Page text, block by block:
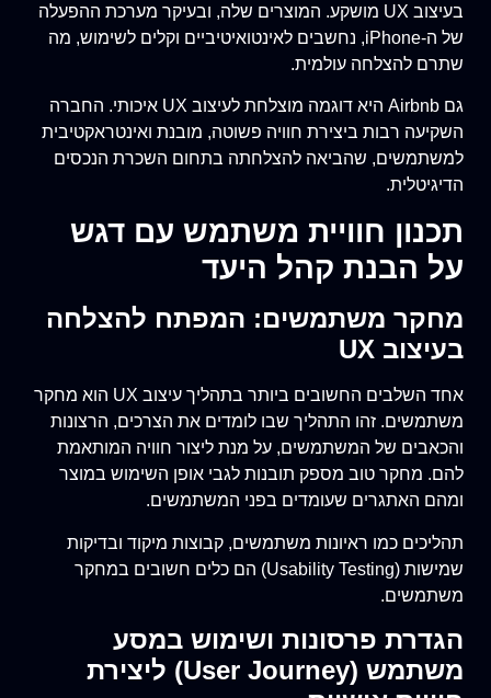
בעיצוב UX מושקע. המוצרים שלה, ובעיקר מערכת ההפעלה
של ה-iPhone, נחשבים לאינטואיטיביים וקלים לשימוש, מה
שתרם להצלחה עולמית.
גם Airbnb היא דוגמה מוצלחת לעיצוב UX איכותי. החברה
השקיעה רבות ביצירת חוויה פשוטה, מובנת ואינטראקטיבית
למשתמשים, שהביאה להצלחתה בתחום השכרת הנכסים
הדיגיטלית.
תכנון חוויית משתמש עם דגש
על הבנת קהל היעד
מחקר משתמשים: המפתח להצלחה
בעיצוב UX
אחד השלבים החשובים ביותר בתהליך עיצוב UX הוא מחקר
משתמשים. זהו התהליך שבו לומדים את הצרכים, הרצונות
והכאבים של המשתמשים, על מנת ליצור חוויה המותאמת
להם. מחקר טוב מספק תובנות לגבי אופן השימוש במוצר
ומהם האתגרים שעומדים בפני המשתמשים.
תהליכים כמו ראיונות משתמשים, קבוצות מיקוד ובדיקות
שמישות (Usability Testing) הם כלים חשובים במחקר
משתמשים.
הגדרת פרסונות ושימוש במסע
משתמש (User Journey) ליצירת